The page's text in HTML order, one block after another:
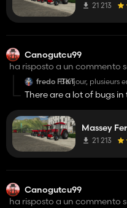
21 213
Canogutcu99
ha risposto a un commento
fredo FTKTBonjour, plusieurs
encore vers FS22
Il y a le fichier
dans le moddesc il
MF240versions.xml
There are a lot of bugs
them completely in the
are no errors in the log
"walterscheid01.i3d"?
Massey
21 213
Canogutcu99
ha risposto a un commento